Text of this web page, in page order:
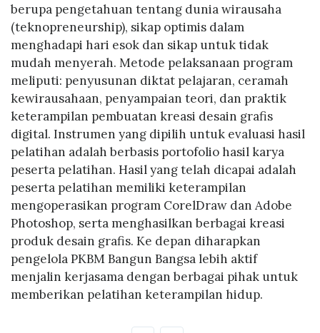
berupa pengetahuan tentang dunia wirausaha
(teknopreneurship), sikap optimis dalam
menghadapi hari esok dan sikap untuk tidak
mudah menyerah. Metode pelaksanaan program
meliputi: penyusunan diktat pelajaran, ceramah
kewirausahaan, penyampaian teori, dan praktik
keterampilan pembuatan kreasi desain grafis
digital. Instrumen yang dipilih untuk evaluasi hasil
pelatihan adalah berbasis portofolio hasil karya
peserta pelatihan. Hasil yang telah dicapai adalah
peserta pelatihan memiliki keterampilan
mengoperasikan program CorelDraw dan Adobe
Photoshop, serta menghasilkan berbagai kreasi
produk desain grafis. Ke depan diharapkan
pengelola PKBM Bangun Bangsa lebih aktif
menjalin kerjasama dengan berbagai pihak untuk
memberikan pelatihan keterampilan hidup.